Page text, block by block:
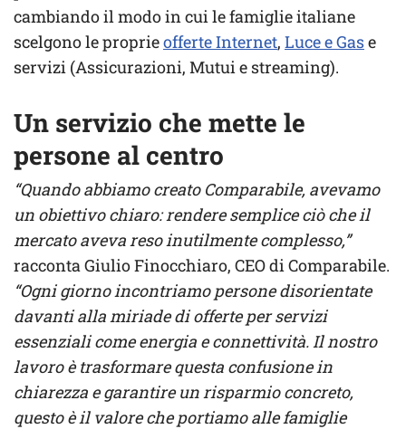
cambiando il modo in cui le famiglie italiane
scelgono le proprieofferte Internet, Luce e Gase
servizi (Assicurazioni, Mutui e streaming).
Un servizio che mette le
persone al centro
“Quando abbiamo creato Comparabile, avevamo
un obiettivo chiaro: rendere semplice ciò che il
mercato aveva reso inutilmente complesso,”
racconta Giulio Finocchiaro, CEO di Comparabile.
“Ogni giorno incontriamo persone disorientate
davanti alla miriade di offerte per servizi
essenziali come energia e connettività. Il nostro
lavoro è trasformare questa confusione in
chiarezza e garantire un risparmio concreto,
questo è il valore che portiamo alle famiglie